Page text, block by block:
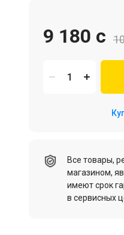
товары (Подписки
9 180 c
Все товары,
магазином,
имеют срок
в сервисных